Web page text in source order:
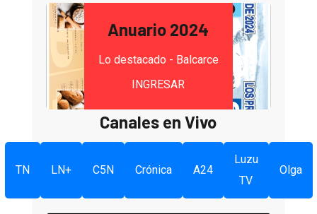
Anuario 2024
Lo destacado - Balcarce
INGRESAR
Canales en Vivo
TN LN+ C5N Crónica A24
Luzu
TV
Olga